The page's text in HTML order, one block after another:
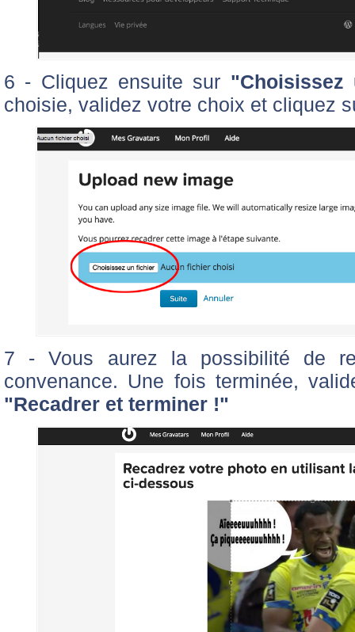
6 - Cliquez ensuite sur
choisie, validez votre choix et cliquez
7 - Vous aurez la possibilité de
convenance. Une fois terminée,
"Recadrer et terminer !"